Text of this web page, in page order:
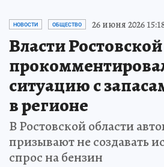
НОВОСТИ ОБЩЕСТВО 26 июня 2026
Власти
ситуацию с
в регионе
В Ростовской области
призывают не создавать
спрос на бензин